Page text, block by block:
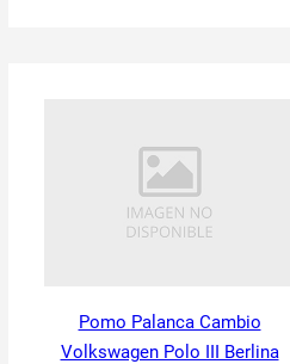
Pomo Palanca Cambio
Volkswagen Polo III Berlina